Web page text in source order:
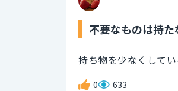
不要なものは持
持ち物を少なくして
0 633